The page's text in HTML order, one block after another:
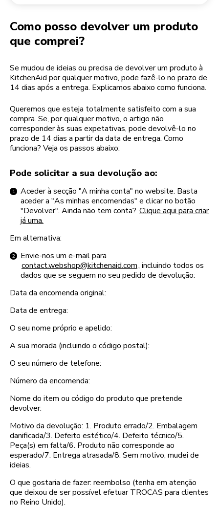
Como posso devolver um produto
que comprei?
Se mudou de ideias ou precisa de devolver um produto à
KitchenAid por qualquer motivo, pode fazê-lo no prazo de
14 dias após a entrega. Explicamos abaixo como funciona.
Queremos que esteja totalmente satisfeito com a sua
compra. Se, por qualquer motivo, o artigo não
corresponder às suas expetativas, pode devolvê-lo no
prazo de 14 dias a partir da data de entrega. Como
funciona? Veja os passos abaixo:
Pode solicitar a sua devolução ao:
Aceder à secção "A minha conta" no website. Basta
aceder a "As minhas encomendas" e clicar no botão
"Devolver". Ainda não tem conta? Clique aqui para criar
já uma.
Em alternativa:
Envie-nos um e-mail para
contact.webshop@kitchenaid.com, incluindo todos os
dados que se seguem no seu pedido de devolução:
Data da encomenda original:
Data de entrega:
O seu nome próprio e apelido:
A sua morada (incluindo o código postal):
O seu número de telefone:
Número da encomenda:
Nome do item ou código do produto que pretende
devolver:
Motivo da devolução: 1. Produto errado/2. Embalagem
danificada/3. Defeito estético/4. Defeito técnico/5.
Peça(s) em falta/6. Produto não corresponde ao
esperado/7. Entrega atrasada/8. Sem motivo, mudei de
ideias.
O que gostaria de fazer: reembolso (tenha em atenção
que deixou de ser possível efetuar TROCAS para clientes
no Reino Unido).